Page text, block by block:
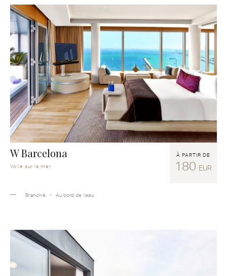
W Barcelona
Voile sur la mer
À PARTIR DE
180 EUR
Branché Au bord de l’eau